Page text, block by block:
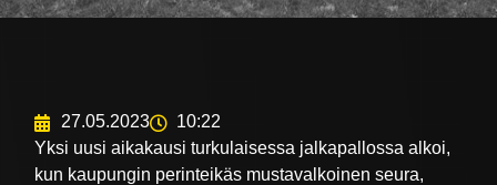
27.05.2023
10:22
Yksi uusi aikakausi turkulaisessa jalkapallossa alkoi,
kun kaupungin perinteikäs mustavalkoinen seura,